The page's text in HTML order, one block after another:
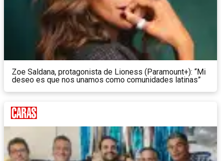
Zoe Saldana, protagonista de Lioness (Paramount+): “Mi
deseo es que nos unamos como comunidades latinas”